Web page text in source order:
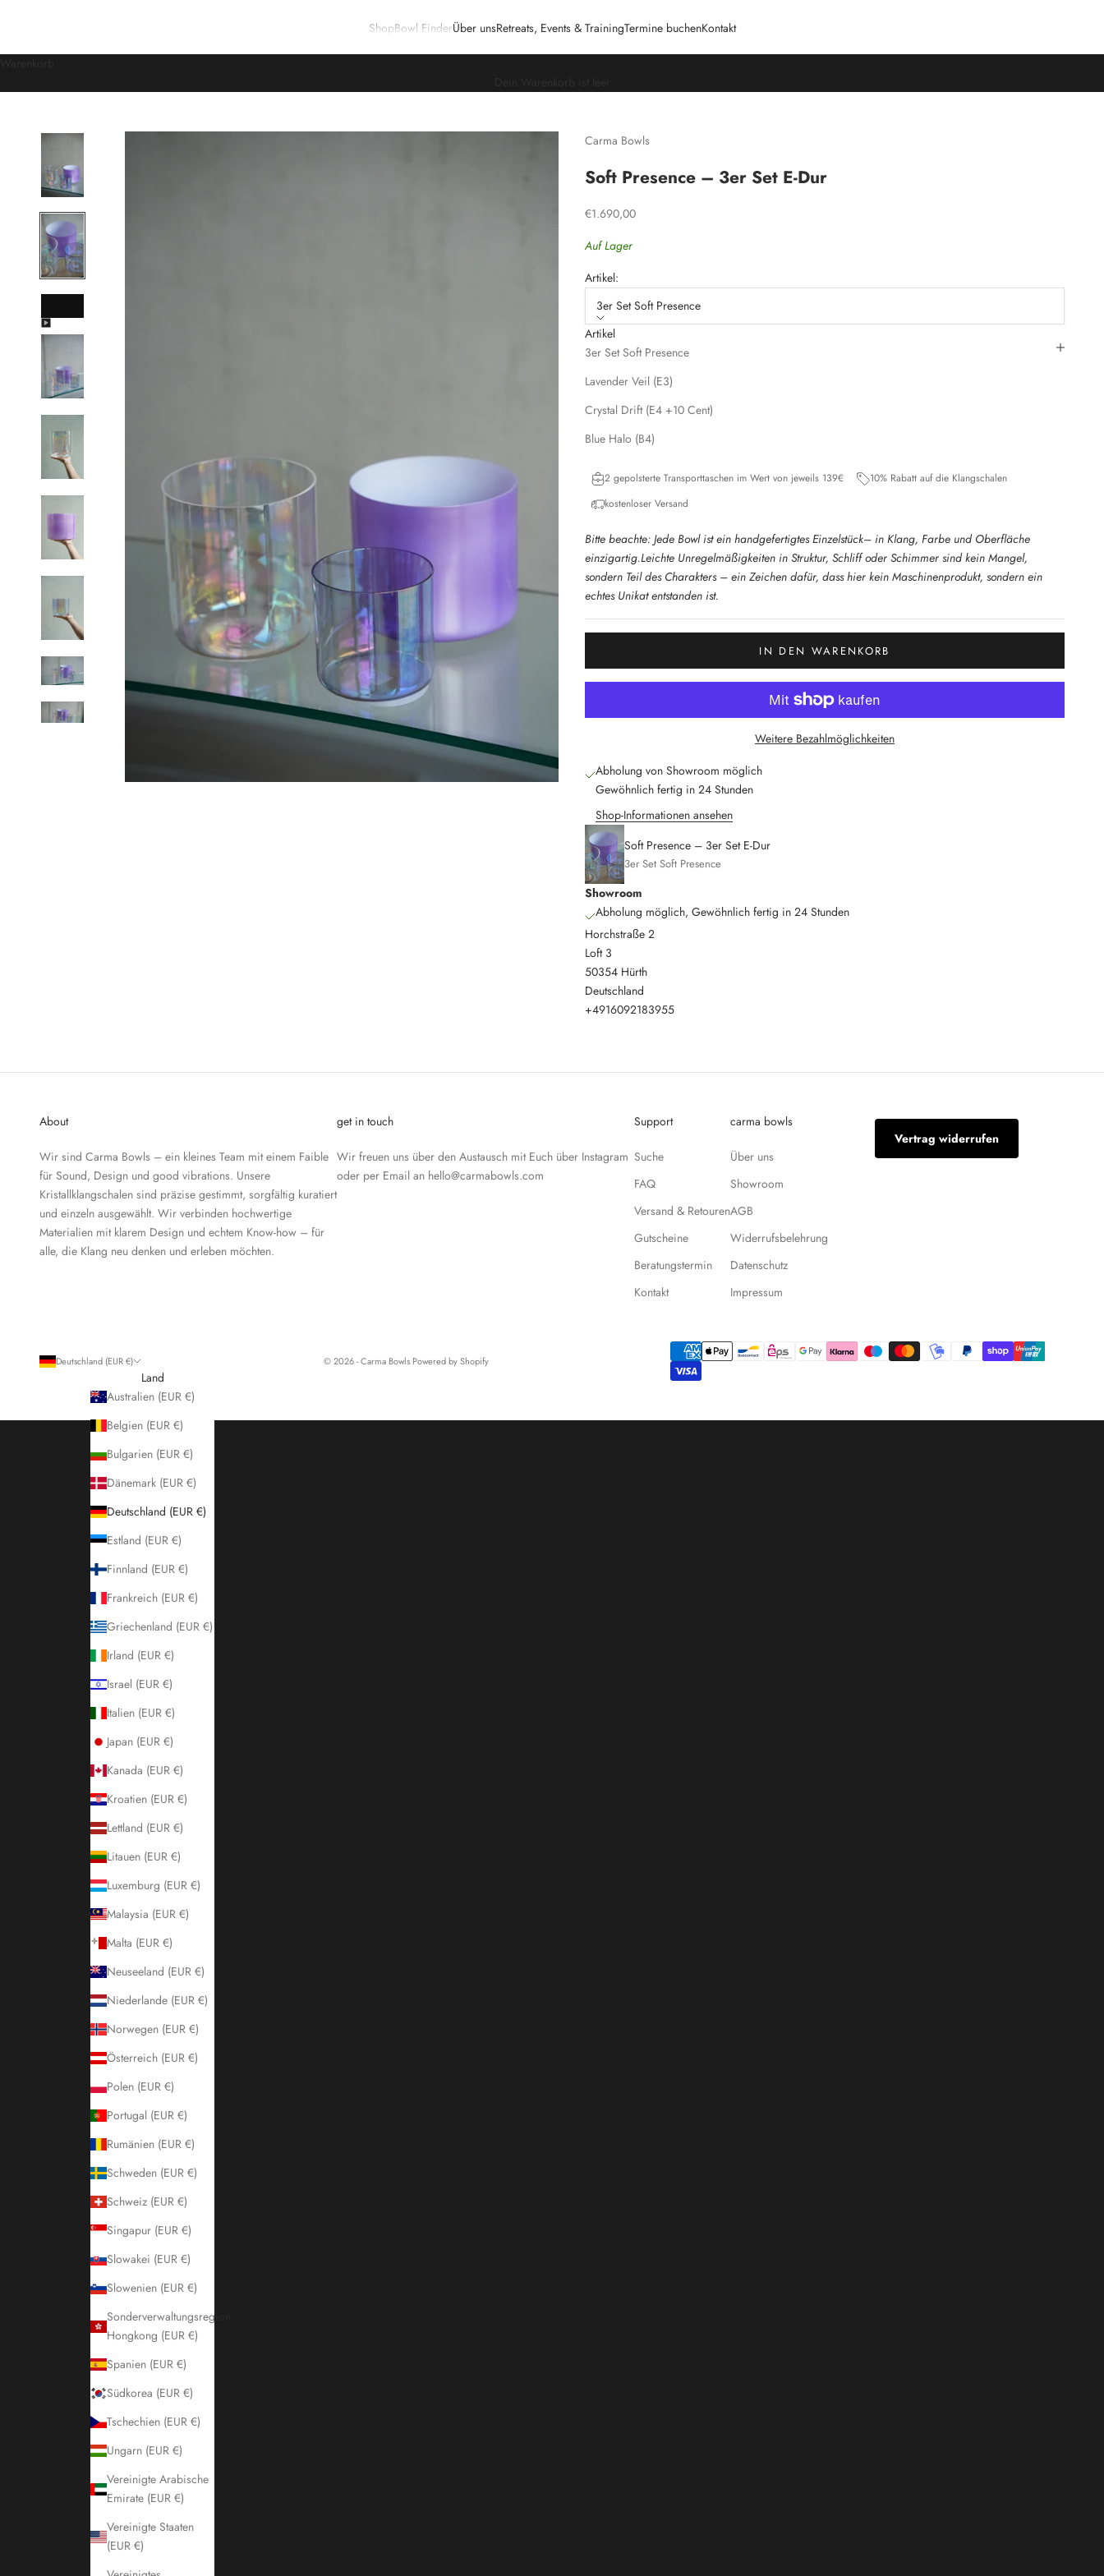
ShopBowl FinderÜber unsRetreats, Events & TrainingTermine buchenKontakt
Carma Bowls
Soft Presence – 3er Set E-Dur
Angebot
€1.690,00
Auf Lager
Artikel:
3er Set Soft Presence
Artikel
3er Set Soft Presence
Lavender Veil (E3)
Crystal Drift (E4 +10 Cent)
Blue Halo (B4)
Beschreibung
Handgefertigte Kristallklangschale
Wildleder Mallet & Silikon O-Ring inklusive
Im Set zusätzlich enthalten:
2 gepolsterte Transporttaschen im Wert von jeweils 139€
10% Rabatt auf die Klangschalen
kostenloser Versand
Bitte beachte: Jede Bowl ist ein handgefertigtes Einzelstück– in Klang, Farbe und Oberfläche
einzigartig.Leichte Unregelmäßigkeiten in Struktur, Schliff oder Schimmer sind kein Mangel,
sondern Teil des Charakters – ein Zeichen dafür, dass hier kein Maschinenprodukt, sondern ein
echtes Unikat entstanden ist.
IN DEN WARENKORB
Weitere Bezahlmöglichkeiten
Abholung von Showroom möglich
Gewöhnlich fertig in 24 Stunden
Shop-Informationen ansehen
Soft Presence – 3er Set E-Dur
3er Set Soft Presence
Showroom
Abholung möglich, Gewöhnlich fertig in 24 Stunden
Horchstraße 2
Loft 3
50354 Hürth
Deutschland
+4916092183955
About
Wir sind Carma Bowls – ein kleines Team mit einem Faible
für Sound, Design und good vibrations. Unsere
Kristallklangschalen sind präzise gestimmt, sorgfältig kuratiert
und einzeln ausgewählt. Wir verbinden hochwertige
Materialien mit klarem Design und echtem Know-how – für
alle, die Klang neu denken und erleben möchten.
get in touch
Wir freuen uns über den Austausch mit Euch über Instagram
oder per Email an hello@carmabowls.com
Support
Suche
FAQ
Versand & Retouren
Gutscheine
Beratungstermin
Kontakt
carma bowls
Über uns
Showroom
AGB
Widerrufsbelehrung
Datenschutz
Impressum
Vertrag widerrufen
Deutschland (EUR €)
Land
Australien (EUR €)
Belgien (EUR €)
Bulgarien (EUR €)
Dänemark (EUR €)
Deutschland (EUR €)
Estland (EUR €)
Finnland (EUR €)
Frankreich (EUR €)
Griechenland (EUR €)
Irland (EUR €)
Israel (EUR €)
Italien (EUR €)
Japan (EUR €)
Kanada (EUR €)
Kroatien (EUR €)
Lettland (EUR €)
Litauen (EUR €)
Luxemburg (EUR €)
Malaysia (EUR €)
Malta (EUR €)
Neuseeland (EUR €)
Niederlande (EUR €)
Norwegen (EUR €)
Österreich (EUR €)
Polen (EUR €)
Portugal (EUR €)
Rumänien (EUR €)
Schweden (EUR €)
Schweiz (EUR €)
Singapur (EUR €)
Slowakei (EUR €)
Slowenien (EUR €)
Sonderverwaltungsregion
Hongkong (EUR €)
Spanien (EUR €)
Südkorea (EUR €)
Tschechien (EUR €)
Ungarn (EUR €)
Vereinigte Arabische
Emirate (EUR €)
Vereinigte Staaten
(EUR €)
© 2026 - Carma Bowls Powered by Shopify